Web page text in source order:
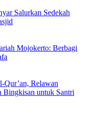
Salurkan Sedekah
Mojokerto: Berbagi
Qur’an, Relawan
Bingkisan untuk Santri